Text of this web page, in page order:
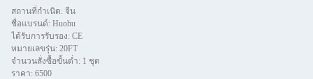
สถานที่กำเนิด: จีน
ชื่อแบรนด์: Huohu
ได้รับการรับรอง: CE
หมายเลขรุ่น: 20FT
จำนวนสั่งซื้อขั้นต่ำ: 1 ชุด
ราคา: 6500